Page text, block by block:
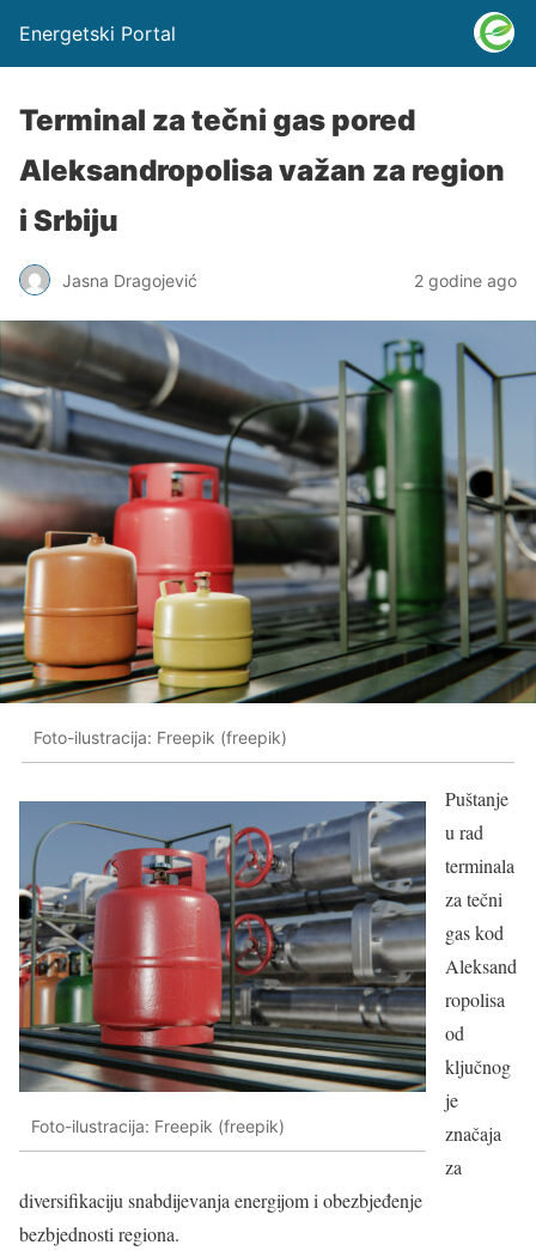
Energetski Portal
Terminal za tečni gas pored
Aleksandropolisa važan za region
i Srbiju
Jasna Dragojević 2 godine ago
Foto-ilustracija: Freepik (freepik)
Foto-ilustracija: Freepik (freepik)
Puštanje
u rad
terminala
za tečni
gas kod
Aleksand
ropolisa
od
ključnog
je
značaja
za
diversifikaciju snabdijevanja energijom i obezbjeđenje
bezbjednosti regiona.